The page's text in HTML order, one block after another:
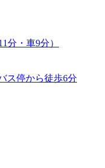
分・車9分）
ス停から徒歩6分